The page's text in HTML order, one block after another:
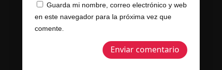
Guarda mi nombre, correo electrónico y web
en este navegador para la próxima vez que
comente.
Enviar comentario